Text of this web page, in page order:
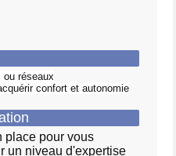
réseaux
confort et autonomie
place pour vous
un niveau d'expertise